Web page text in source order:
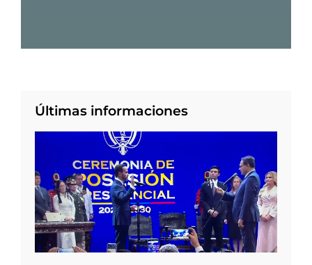
Últimas informaciones